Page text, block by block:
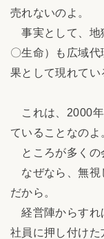
売れないのよ。
事実として、地
〇生命）も広域
果として現れてい
これは、2000年
ていることなのよ
ところが多くの
なぜなら、無視
だから。
経営陣からすれ
社員に押し付けた